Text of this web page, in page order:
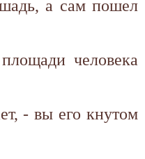
а сам пошел
человека
- вы его кнутом